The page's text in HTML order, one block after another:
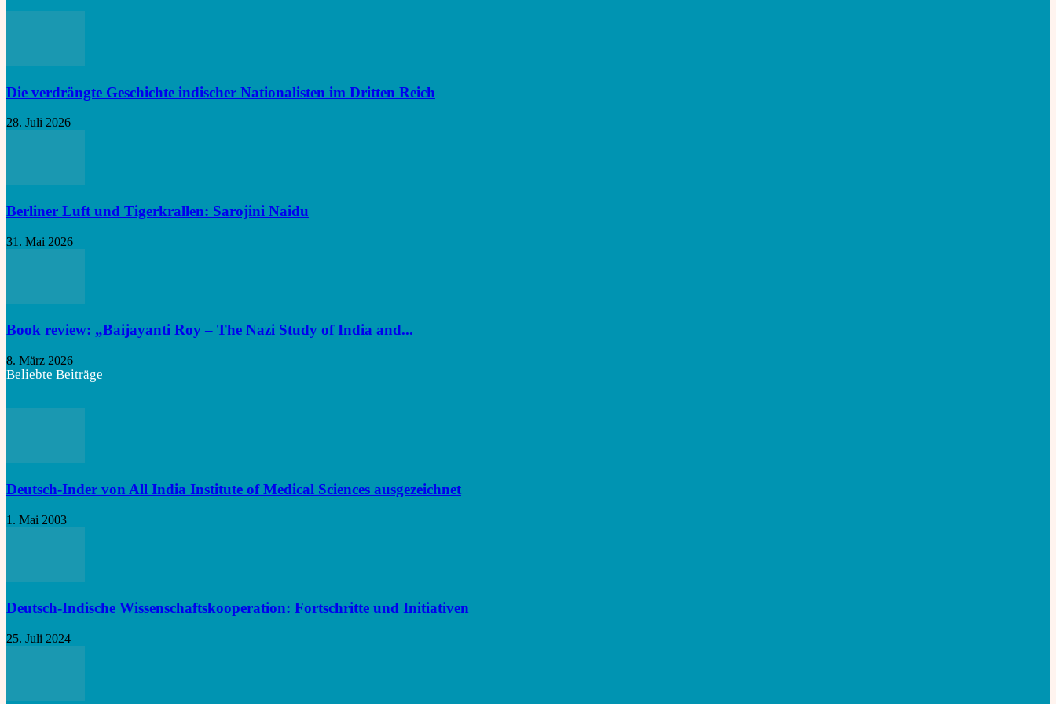
Die verdrängte Geschichte indischer Nationalisten im Dritten Reich
28. Juli 2026
Berliner Luft und Tigerkrallen: Sarojini Naidu
31. Mai 2026
Book review: „Baijayanti Roy – The Nazi Study of India and...
8. März 2026
Beliebte Beiträge
Deutsch-Inder von All India Institute of Medical Sciences ausgezeichnet
1. Mai 2003
Deutsch-Indische Wissenschaftskooperation: Fortschritte und Initiativen
25. Juli 2024